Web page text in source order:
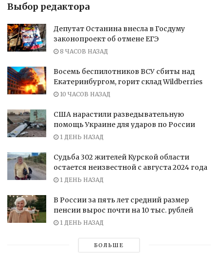
Выбор редактора
Депутат Останина внесла в Госдуму
законопроект об отмене ЕГЭ
8 ЧАСОВ НАЗАД
Восемь беспилотников ВСУ сбиты над
Екатеринбургом, горит склад Wildberries
10 ЧАСОВ НАЗАД
США нарастили разведывательную
помощь Украине для ударов по России
1 ДЕНЬ НАЗАД
Судьба 302 жителей Курской области
остается неизвестной с августа 2024 года
1 ДЕНЬ НАЗАД
В России за пять лет средний размер
пенсии вырос почти на 10 тыс. рублей
1 ДЕНЬ НАЗАД
БОЛЬШЕ